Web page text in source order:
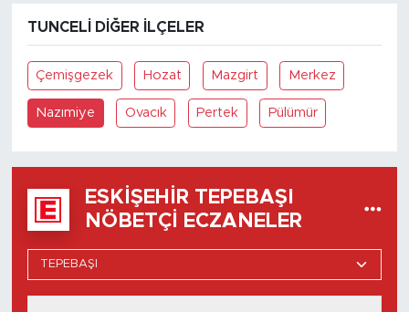
TUNCELI DIĞER İLÇELER
Çemişgezek Hozat Mazgirt Merkez
Nazımiye Ovacık Pertek Pülümür
ESKIŞEHIR TEPEBAŞI
NÖBETÇI ECZANELER